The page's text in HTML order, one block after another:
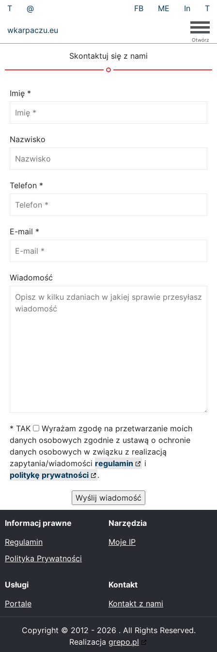
T @ FB ME In T
wkarpaczu.eu
Skontaktuj się z nami
Imię *
Nazwisko
Telefon *
E-mail *
Wiadomość
* TAK
Wyrażam zgodę na przetwarzanie moich
danych osobowych zgodnie z ustawą o ochronie
danych osobowych w związku z realizacją
zapytania/wiadomości regulamin
i
politykę prywatności
.
Wyślij wiadomość
Informacj prawne
Regulamin
Polityka Prywatności
Narzędzia
Moje IP
Usługi
Portale
Kontakt
Kontakt z nami
Copyright © 2012 - 2026 . All Rights Reserved.
Realizacja grepo.pl